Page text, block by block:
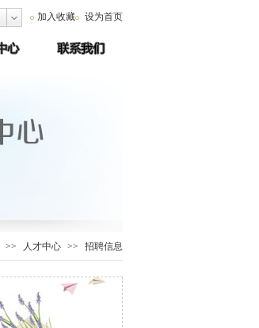
加入收藏 设为首页
>> 人才中心 >> 招聘信息